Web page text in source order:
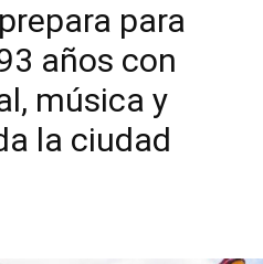
para
años con
música y
la ciudad